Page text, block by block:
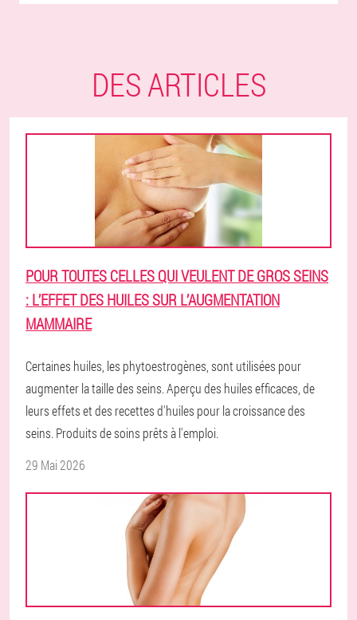
DES ARTICLES
POUR TOUTES CELLES QUI VEULENT DE GROS SEINS
: L’EFFET DES HUILES SUR L’AUGMENTATION
MAMMAIRE
Certaines huiles, les phytoestrogènes, sont utilisées pour
augmenter la taille des seins. Aperçu des huiles efficaces, de
leurs effets et des recettes d'huiles pour la croissance des
seins. Produits de soins prêts à l'emploi.
29 Mai 2026